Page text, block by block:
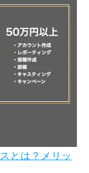
とは？メリッ